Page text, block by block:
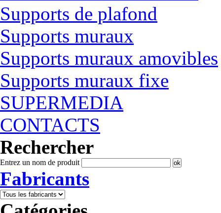
Supports de plafond
Supports muraux
Supports muraux amovibles
Supports muraux fixe
SUPERMEDIA
CONTACTS
Rechercher
Entrez un nom de produit
Fabricants